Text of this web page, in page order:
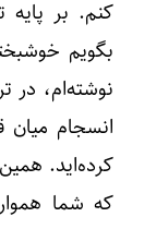
کنم. بر پایه
بگویم
نوشته‌ام، در
انسجام
کرده‌اید.
که شما